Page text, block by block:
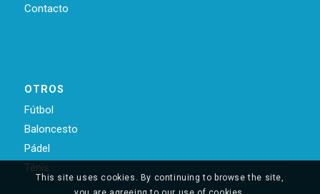
Contacto
OTROS
Fútbol
Baloncesto
Pádel
Ténis
This site uses cookies. By continuing to browse the site,